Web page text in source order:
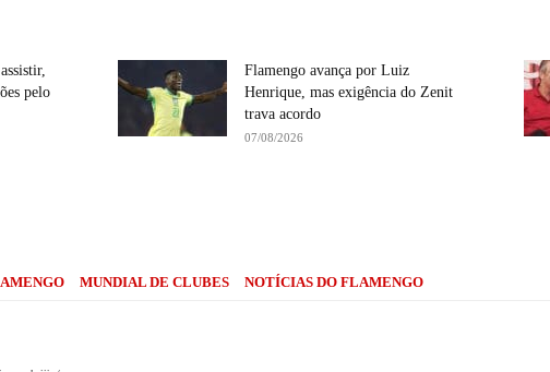
pelo
Flamengo avança por Luiz
Henrique, mas exigência do Zenit
trava acordo
07/08/2026
MUNDIAL DE CLUBES NOTÍCIAS DO FLAMENGO